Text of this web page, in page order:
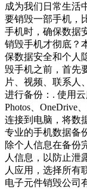
成为我们日常生活
要销毁一部手机，
手机时，确保数据
销毁手机才彻底？
保数据安全和个人
毁手机之前，首先
片、视频、联系人
进行备份：. 使用
Photos、OneDrive
连接到电脑，将数
专业的手机数据备
除个人信息在备份
人信息，以防止泄
人应用，选择所有
电子元件销毁公司